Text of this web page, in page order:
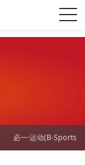
必一·运动(B-Sports)